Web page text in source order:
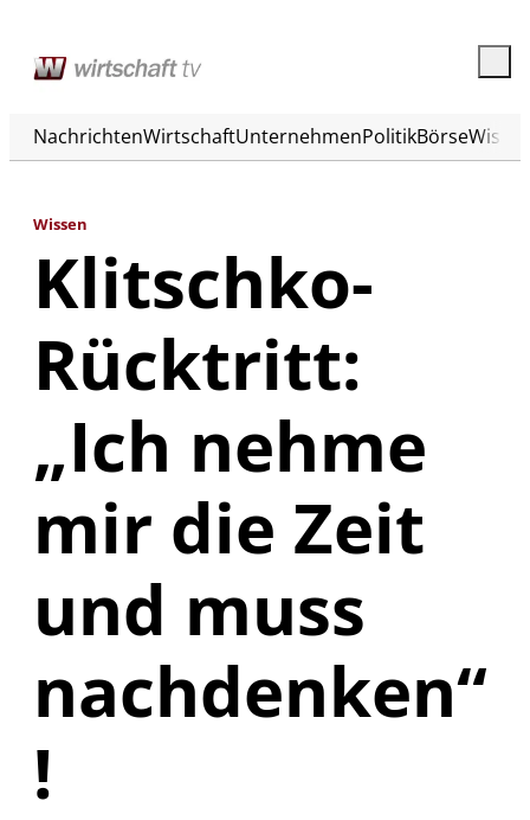
NachrichtenWirtschaftUnternehmenPolitikBörse
Wissen
Klitschko-
Rücktritt:
„Ich nehme
mir die Zeit
und muss
nachdenken“
!